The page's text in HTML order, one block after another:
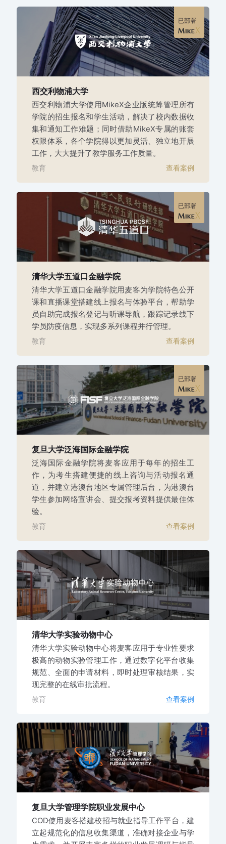
已部署
西交利物浦大学
西交利物浦大学使用MikeX企业版统筹管理所有
学院的招生报名和学生活动，解决了校内数据收
集和通知工作难题；同时借助MikeX专属的账套
权限体系，各个学院得以更加灵活、独立地开展
工作，大大提升了教学服务工作质量。
教育 查看案例
已部署
清华大学五道口金融学院
清华大学五道口金融学院用麦客为学院特色公开
课和直播课堂搭建线上报名与体验平台，帮助学
员自助完成报名登记与听课导航，跟踪记录线下
学员防疫信息，实现多系列课程并行管理。
教育 查看案例
已部署
复旦大学泛海国际金融学院
泛海国际金融学院将麦客应用于每年的招生工
作，为考生搭建便捷的线上咨询与活动报名通
道，并建立港澳台地区专属管理后台，为港澳台
学生参加网络宣讲会、提交报考资料提供最佳体
验。
教育 查看案例
清华大学实验动物中心
清华大学实验动物中心将麦客应用于专业性要求
极高的动物实验管理工作，通过数字化平台收集
规范、全面的申请材料，即时处理审核结果，实
现完整的在线审批流程。
教育 查看案例
复旦大学管理学院职业发展中心
COD使用麦客搭建校招与就业指导工作平台，建
立起规范化的信息收集渠道，准确对接企业与学